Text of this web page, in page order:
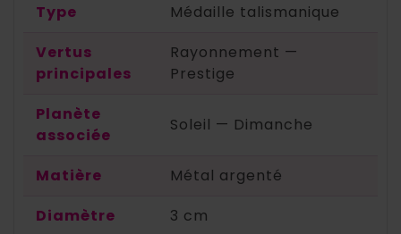
Type
Médaille talismanique
Vertus
principales
Rayonnement —
Prestige
Planète
associée
Soleil — Dimanche
Matière
Métal argenté
Diamètre
3 cm